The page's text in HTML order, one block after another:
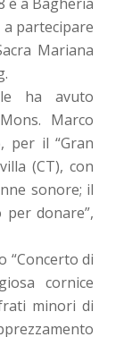
a partecipare
Mariana
ha avuto
Marco
per il “Gran
(CT), con
sonore; il
per donare”,
“Concerto di
cornice
minori di